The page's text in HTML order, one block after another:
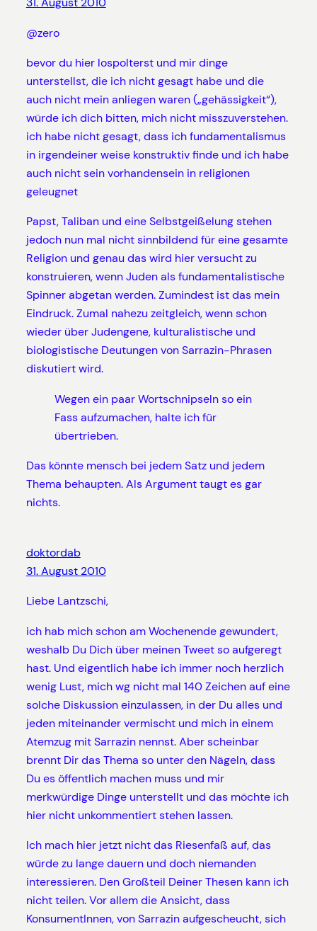
@zero
bevor du hier lospolterst und mir dinge
unterstellst, die ich nicht gesagt habe und die
auch nicht mein anliegen waren („gehässigkeit“),
würde ich dich bitten, mich nicht misszuverstehen.
ich habe nicht gesagt, dass ich fundamentalismus
in irgendeiner weise konstruktiv finde und ich habe
auch nicht sein vorhandensein in religionen
geleugnet
Papst, Taliban und eine Selbstgeißelung stehen
jedoch nun mal nicht sinnbildend für eine gesamte
Religion und genau das wird hier versucht zu
konstruieren, wenn Juden als fundamentalistische
Spinner abgetan werden. Zumindest ist das mein
Eindruck. Zumal nahezu zeitgleich, wenn schon
wieder über Judengene, kulturalistische und
biologistische Deutungen von Sarrazin-Phrasen
diskutiert wird.
Wegen ein paar Wortschnipseln so ein
Fass aufzumachen, halte ich für
übertrieben.
Das könnte mensch bei jedem Satz und jedem
Thema behaupten. Als Argument taugt es gar
nichts.
doktordab
31. August 2010
Liebe Lantzschi,
ich hab mich schon am Wochenende gewundert,
weshalb Du Dich über meinen Tweet so aufgeregt
hast. Und eigentlich habe ich immer noch herzlich
wenig Lust, mich wg nicht mal 140 Zeichen auf eine
solche Diskussion einzulassen, in der Du alles und
jeden miteinander vermischt und mich in einem
Atemzug mit Sarrazin nennst. Aber scheinbar
brennt Dir das Thema so unter den Nägeln, dass
Du es öffentlich machen muss und mir
merkwürdige Dinge unterstellt und das möchte ich
hier nicht unkommentiert stehen lassen.
Ich mach hier jetzt nicht das Riesenfaß auf, das
würde zu lange dauern und doch niemanden
interessieren. Den Großteil Deiner Thesen kann ich
nicht teilen. Vor allem die Ansicht, dass
KonsumentInnen, von Sarrazin aufgescheucht, sich